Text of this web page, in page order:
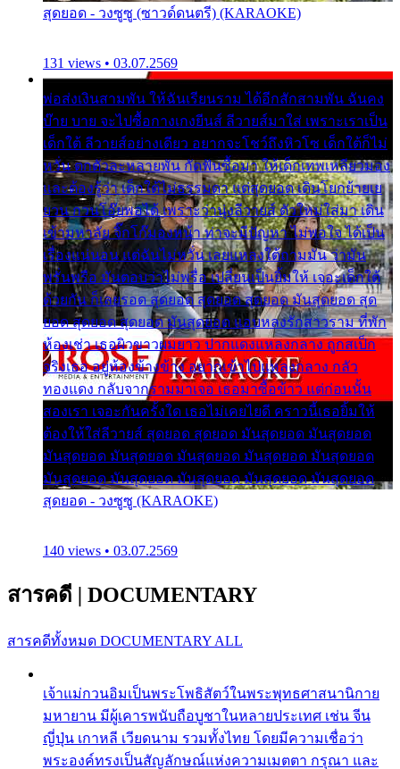
สุดยอด - วงซูซู (ซาวด์ดนตรี) (KARAOKE)
131 views • 03.07.2569
พ่อส่งเงินสามพัน ให้ฉันเรียนราม ได้อีกสักสามพัน ฉันคง
บ๊าย บาย จะไปซื้อกางเกงยีนส์ ลีวายส์มาใส่ เพราะเราเป็น
เด็กใต้ ลีวายส์อย่างเดียว อยากจะโชว์ถึงหิวโซ เด็กใต้ก็ไม่
หวั่น ตกตัวละหลายพัน กัดฟันซื้อมา ให้เด็กเทพเหลียวมอง
และต้องรู้ว่า เด็กใต้ไม่ธรรมดา แต่สุดยอด เดินโยกย้ายเย
ยวน กวนโอ๊ยพอได้ เพราะว่านุ่งลีวายส์ ตัวใหม่ใส่มา เดิน
เข้ามหาลัย จิ๊กโก๊มองหน้า ท่าจะมีปัญหา ไม่พอใจ ได้เป็น
เรื่องแน่นอน แต่ฉันไม่หวั่น เลยแหลงใต้ถามมัน ว่ามัน
พรั่นพรือ มันตอบว่าไม่พรื่อ เปลี่ยนเป็นยิ้มให้ เจอะเด็กใต้
ด้วยกัน ก็เลยรอด สุดยอด สุดยอด สุดยอด มันสุดยอด สุด
ยอด สุดยอด สุดยอด มันสุดยอด แอบหลงรักสาวราม ที่พัก
ห้องเช่า เธอผิวขาวผมยาว ปากแดงแหลงกลาง ถูกสเป็ก
จริงเธอ อยู่ห้องข้างข้าง อยากเข้าไปแหลงกลาง กลัว
ทองแดง กลับจากรามมาเจอ เธอมาซื้อข้าว แต่ก่อนนั้น
สองเรา เจอะกันครั้งใด เธอไม่เคยไยดี คราวนี้เธอยิ้มให้
ต้องให้ใส่ลีวายส์ สุดยอด สุดยอด มันสุดยอด มันสุดยอด
มันสุดยอด มันสุดยอด มันสุดยอด มันสุดยอด มันสุดยอด
มันสุดยอด มันสุดยอด มันสุดยอด มันสุดยอด มันสุดยอด
สุดยอด - วงซูซู (KARAOKE)
140 views • 03.07.2569
สารคดี | DOCUMENTARY
สารคดีทั้งหมด DOCUMENTARY ALL
เจ้าแม่กวนอิมเป็นพระโพธิสัตว์ในพระพุทธศาสนานิกาย
มหายาน มีผู้เคารพนับถือบูชาในหลายประเทศ เช่น จีน
ญี่ปุ่น เกาหลี เวียดนาม รวมทั้งไทย โดยมีความเชื่อว่า
พระองค์ทรงเป็นสัญลักษณ์แห่งความเมตตา กรุณา และ